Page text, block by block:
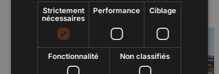
Strictement
nécessaires
Performance Ciblage
Fonctionnalité Non classifiés